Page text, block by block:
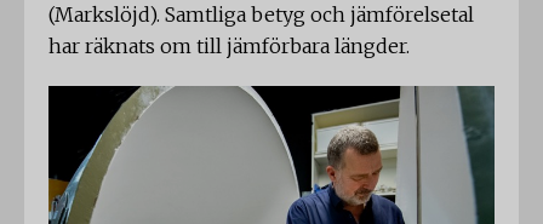
(Markslöjd). Samtliga betyg och jämförelsetal
har räknats om till jämförbara längder.